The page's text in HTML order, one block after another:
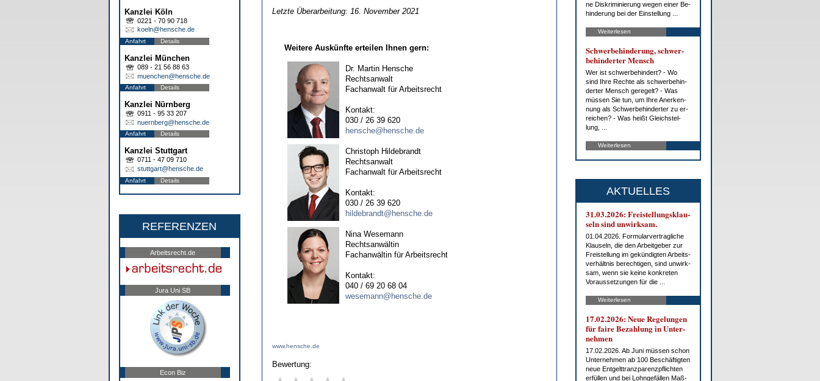
Kanzlei Köln
0221 - 70 90 718
koeln@hensche.de
Anfahrt Details
Kanzlei München
089 - 21 56 88 63
muenchen@hensche.de
Anfahrt Details
Kanzlei Nürnberg
0911 - 95 33 207
nuernberg@hensche.de
Anfahrt Details
Kanzlei Stuttgart
0711 - 47 09 710
stuttgart@hensche.de
Anfahrt Details
REFERENZEN
Arbeitsrecht.de
Jura Uni SB
Econ Biz
Letzte Überarbeitung: 16. November 2021
Weitere Auskünfte erteilen Ihnen gern:
Dr. Martin Hensche
Rechtsanwalt
Fachanwalt für Arbeitsrecht
Kontakt:
030 / 26 39 620
hensche@hensche.de
Christoph Hildebrandt
Rechtsanwalt
Fachanwalt für Arbeitsrecht
Kontakt:
030 / 26 39 620
hildebrandt@hensche.de
Nina Wesemann
Rechtsanwältin
Fachanwältin für Arbeitsrecht
Kontakt:
040 / 69 20 68 04
wesemann@hensche.de
www.hensche.de
Bewertung:
ne Dis­kri­mi­nie­rung we­gen ei­ner Be­
hin­de­rung bei der Ein­stel­lung ...
Weiterlesen
Schwer­be­hin­de­rung, schwer­
be­hin­der­ter Mensch
Wer ist schwer­be­hin­dert? - Wo
sind Ih­re Rech­te als schwer­be­hin­
der­ter Mensch ge­re­gelt? - Was
müs­sen Sie tun, um Ih­re An­er­ken­
nung als Schwer­be­hin­der­ter zu er­
rei­chen? - Was heißt Gleich­stel­
lung, ...
Weiterlesen
AKTUELLES
31.03.2026: Frei­stel­lungs­klau­
seln sind un­wirk­sam.
01.04.2026. For­mu­lar­ver­trag­li­che
Klau­seln, die den Ar­beit­ge­ber zur
Frei­stel­lung im ge­kün­dig­ten Ar­beits­
ver­hält­nis be­rech­ti­gen, sind un­wirk­
sam, wenn sie kei­ne kon­kre­ten
Vor­aus­set­zun­gen für die ...
Weiterlesen
17.02.2026: Neue Re­ge­lun­gen
für fai­re Be­zah­lung in Un­ter­
neh­men
17.02.2026. Ab Ju­ni müs­sen schon
Un­ter­neh­men ab 100 Be­schäf­tig­ten
neue Ent­gelt­tranz­pa­renz­pflich­ten
er­fül­len und bei Lohn­ge­fäl­len Maß­